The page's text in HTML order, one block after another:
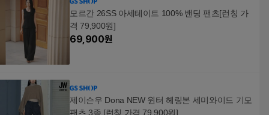
모르간 26SS 아세테이트 100% 밴딩 팬츠[런칭 가
격 79,900원]
69,900원
제이슨우 Dona NEW 윈터 헤링본 세미와이드 기모
팬츠 3종 [런칭 가격 79,900원]